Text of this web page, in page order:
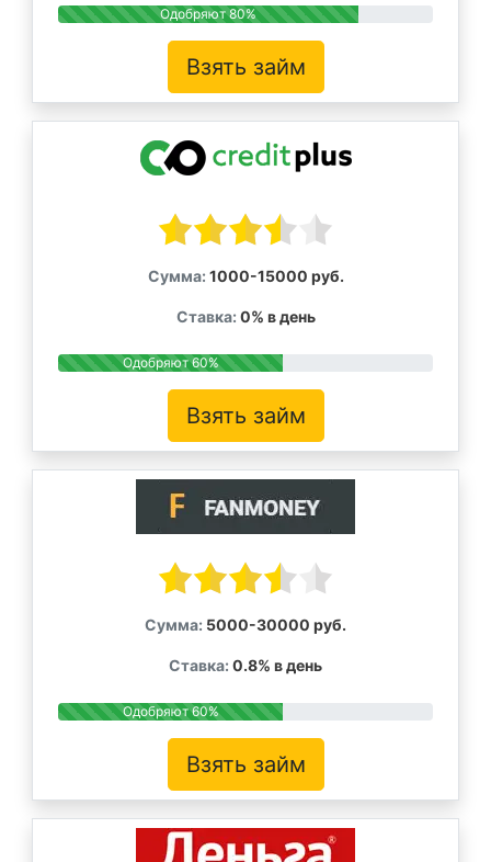
Одобряют 80%
Взять займ
Сумма: 1000-15000 руб.
Ставка: 0% в день
Одобряют 60%
Взять займ
Сумма: 5000-30000 руб.
Ставка: 0.8% в день
Одобряют 60%
Взять займ